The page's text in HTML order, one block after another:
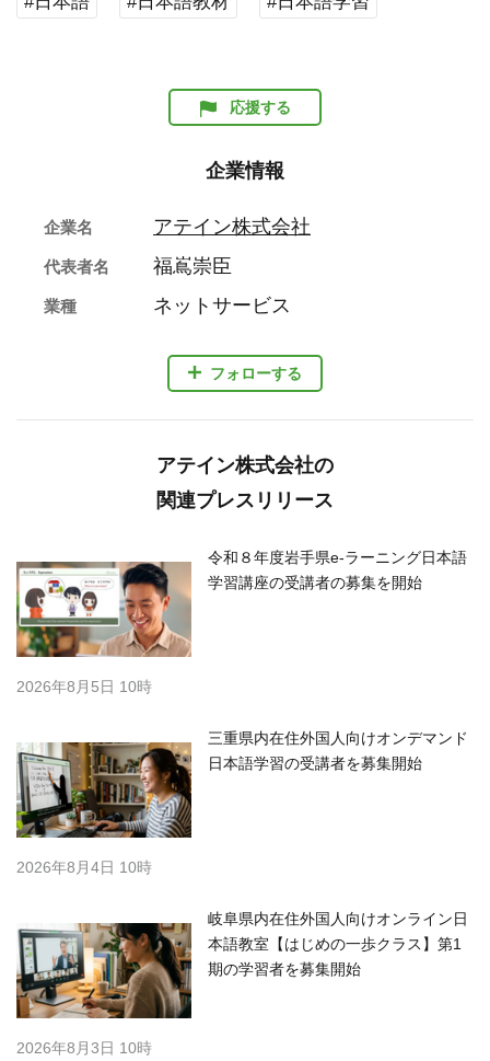
応援する
企業情報
フォローする
企業名 アテイン株式会社
代表者名 福嶌崇臣
業種 ネットサービス
アテイン株式会社の
関連プレスリリース
令和８年度岩手県e-ラーニング日本語
学習講座の受講者の募集を開始
2026年8月5日 10時
三重県内在住外国人向けオンデマンド
日本語学習の受講者を募集開始
2026年8月4日 10時
岐阜県内在住外国人向けオンライン日
本語教室【はじめの一歩クラス】第1
期の学習者を募集開始
2026年8月3日 10時